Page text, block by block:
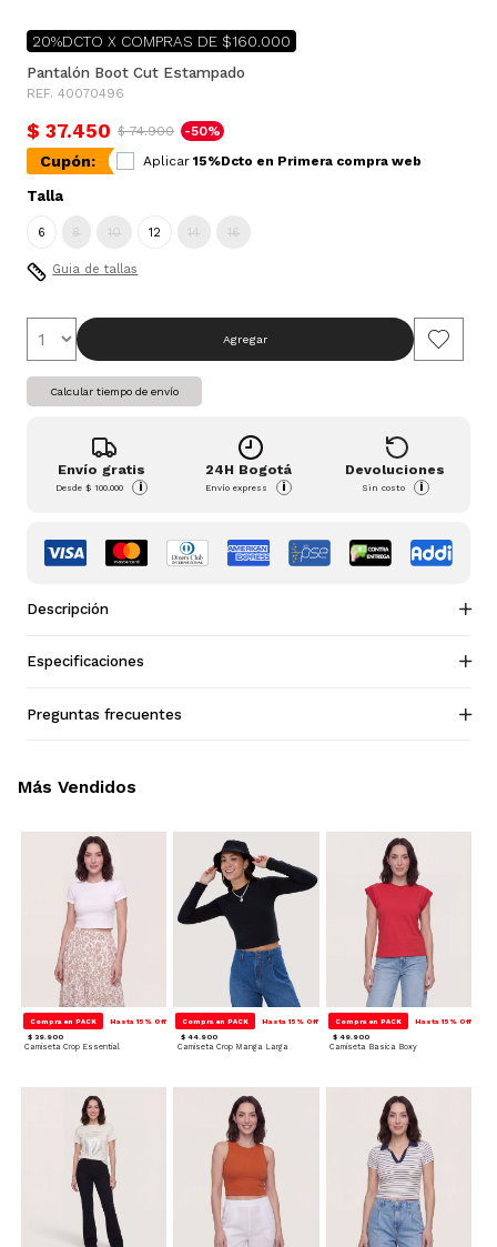
20%DCTO X COMPRAS DE $160.000
Pantalón Boot Cut Estampado
REF. 40070496
$ 37.450 $ 74.900 -50%
Cupón: Aplicar 15%Dcto en Primera compra web
Talla
6 8 10 12 14 16
Guia de tallas
Agregar
Calcular tiempo de envío
Envío gratis
Desde$ 100.000 i
24H Bogotá
Envío express i
Devoluciones
Sin costo i
Descripción
Especificaciones
Preguntas frecuentes
Compra en PACK Hasta 15% Off
$ 39.900
Camiseta Crop Essential
Compra en PACK Hasta 15% Off
$ 44.900
Camiseta Crop Manga Larga
Compra en PACK Hasta 15% Off
$ 49.900
Camiseta Basica Boxy
Más Vendidos